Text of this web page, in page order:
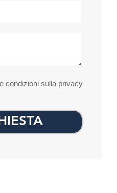
condizioni sulla privacy